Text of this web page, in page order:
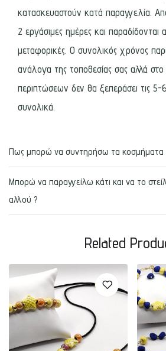
κατασκευαστούν κατά παραγγελία.
2 εργάσιμες ημέρες και παραδίδονται
μεταφορικές. Ο συνολικός χρόνος
ανάλογα της τοποθεσίας σας αλλά
περιπτώσεων δεν θα ξεπεράσει τις 5-
συνολικά.
Πως μπορώ να συντηρήσω τα κοσμήματα
Μπορώ να παραγγείλω κάτι και να το
αλλού ?
Related